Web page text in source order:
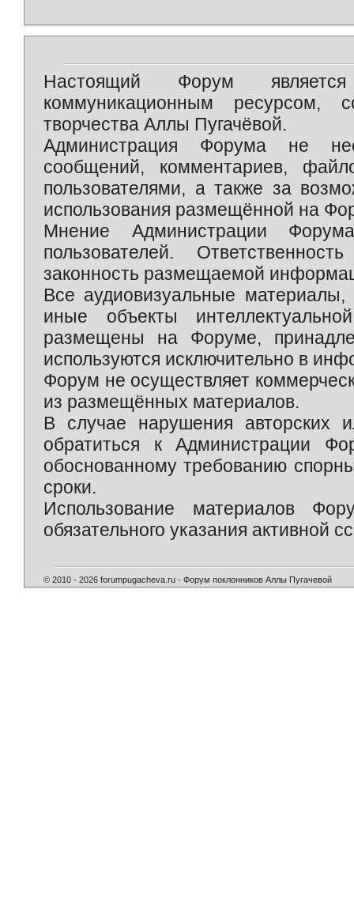
Настоящий Форум является
коммуникационным ресурсом,
творчества Аллы Пугачёвой.
Администрация Форума не
сообщений, комментариев,
пользователями, а также за
использования размещённой на
Мнение Администрации
пользователей.
законность размещаемой
Все аудиовизуальные
иные объекты
размещены на Форуме,
используются исключительно в
Форум не осуществляет
из размещённых материалов.
В случае нарушения авторских
обратиться к Администрации
обоснованному требованию
сроки.
Использование материалов
обязательного указания активной
© 2010 - 2026 forumpugacheva.ru - Форум поклонников Аллы Пугачевой